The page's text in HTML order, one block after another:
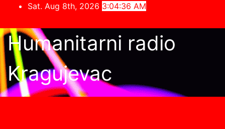
content
Sat. Aug 8th, 2026 3:04:37 AM
Humanitarni radio
Kragujevac